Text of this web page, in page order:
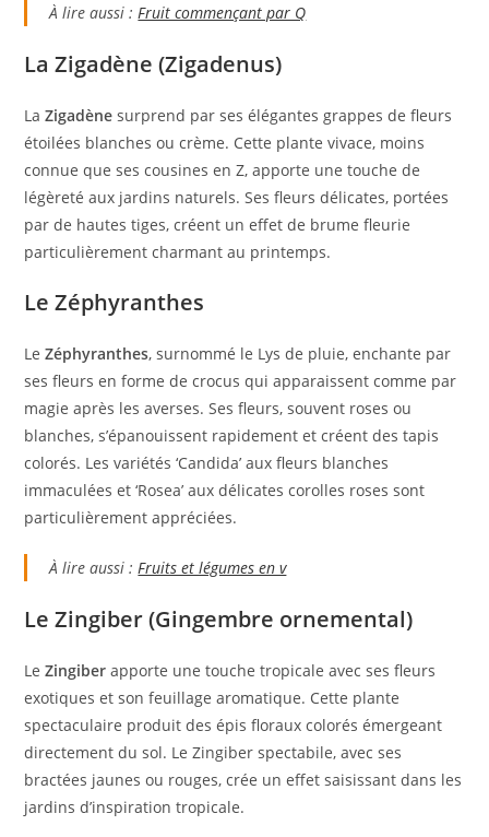
À lire aussi :Fruit commençant par Q
La Zigadène (Zigadenus)
LaZigadène surprend par ses élégantes grappes de fleurs
étoilées blanches ou crème. Cette plante vivace, moins
connue que ses cousines en Z, apporte une touche de
légèreté aux jardins naturels. Ses fleurs délicates, portées
par de hautes tiges, créent un effet de brume fleurie
particulièrement charmant au printemps.
Le Zéphyranthes
LeZéphyranthes, surnommé le Lys de pluie, enchante par
ses fleurs en forme de crocus qui apparaissent comme par
magie après les averses. Ses fleurs, souvent roses ou
blanches, s’épanouissent rapidement et créent des tapis
colorés. Les variétés ‘Candida’ aux fleurs blanches
immaculées et ‘Rosea’ aux délicates corolles roses sont
particulièrement appréciées.
À lire aussi :Fruits et légumes en v
Le Zingiber (Gingembre ornemental)
LeZingiber apporte une touche tropicale avec ses fleurs
exotiques et son feuillage aromatique. Cette plante
spectaculaire produit des épis floraux colorés émergeant
directement du sol. Le Zingiber spectabile, avec ses
bractées jaunes ou rouges, crée un effet saisissant dans les
jardins d’inspiration tropicale.